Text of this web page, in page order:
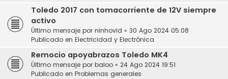
Toledo 2017 con tomacorriente de 12V siempre
activo
Último mensaje por ninhovid « 30 Ago 2024 05:08
Publicado en Electricidad y Electrónica
Remocio apoyabrazos Toledo MK4
Último mensaje por baloo « 24 Ago 2024 19:51
Publicado en Problemas generales